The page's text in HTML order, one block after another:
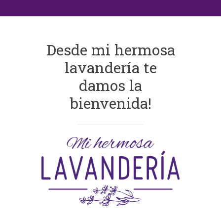
Desde mi hermosa
lavandería te
damos la
bienvenida!